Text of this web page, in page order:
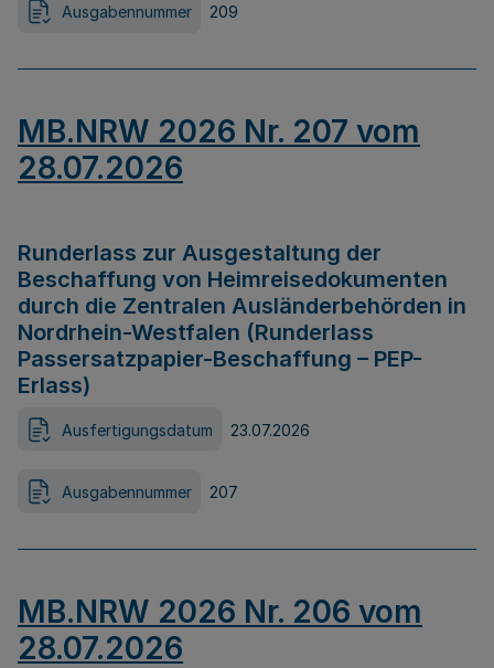
Ausgabennummer 209
MB.NRW 2026 Nr. 207 vom
28.07.2026
Runderlass zur Ausgestaltung der
Beschaffung von Heimreisedokumenten
durch die Zentralen Ausländerbehörden in
Nordrhein-Westfalen (Runderlass
Passersatzpapier-Beschaffung – PEP-
Erlass)
Ausfertigungsdatum 23.07.2026
Ausgabennummer 207
MB.NRW 2026 Nr. 206 vom
28.07.2026